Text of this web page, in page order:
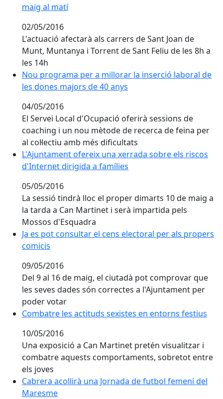
maig al matí
02/05/2016
L'actuació afectarà als carrers de Sant Joan de
Munt, Muntanya i Torrent de Sant Feliu de les 8h a
les 14h
Nou programa per a millorar la inserció laboral de
Nou programa per a millorar la inserció laboral de
les dones majors de 40 anys
04/05/2016
El Servei Local d'Ocupació oferirà sessions de
coaching i un nou mètode de recerca de feina per
al col·lectiu amb més dificultats
L'Ajuntament ofereix una xerrada sobre els riscos
L'Ajuntament ofereix una xerrada sobre els riscos
d'Internet dirigida a famílies
05/05/2016
La sessió tindrà lloc el proper dimarts 10 de maig a
la tarda a Can Martinet i serà impartida pels
Mossos d'Esquadra
Ja es pot consultar el cens electoral per als propers
Ja es pot consultar el cens electoral per als propers
comicis
09/05/2016
Del 9 al 16 de maig, el ciutadà pot comprovar que
les seves dades són correctes a l'Ajuntament per
poder votar
Combatre les actituds sexistes en entorns festius
Combatre les actituds sexistes en entorns festius
10/05/2016
Una exposició a Can Martinet pretén visualitzar i
combatre aquests comportaments, sobretot entre
els joves
Cabrera acollirà una Jornada de futbol femení del
Cabrera acollirà una Jornada de futbol femení del
Maresme